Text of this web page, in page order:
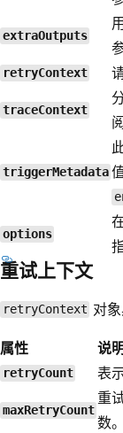
extraOutputs
retryContext
traceContext
triggerMetadata
options
重试上下文
retryContext 对
属性
说
retryCount 表
maxRetryCount
重
数。